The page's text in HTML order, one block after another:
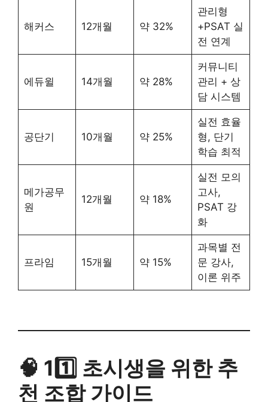
해커스 12개월 약 32%
관리형
+PSAT 실
전 연계
에듀윌 14개월 약 28%
커뮤니티
관리 + 상
담 시스템
공단기 10개월 약 25%
실전 효율
형, 단기
학습 최적
메가공무
원
12개월 약 18%
실전 모의
고사,
PSAT 강
화
프라임 15개월 약 15%
과목별 전
문 강사,
이론 위주
🧠 11️⃣ 초시생을 위한 추
천 조합 가이드